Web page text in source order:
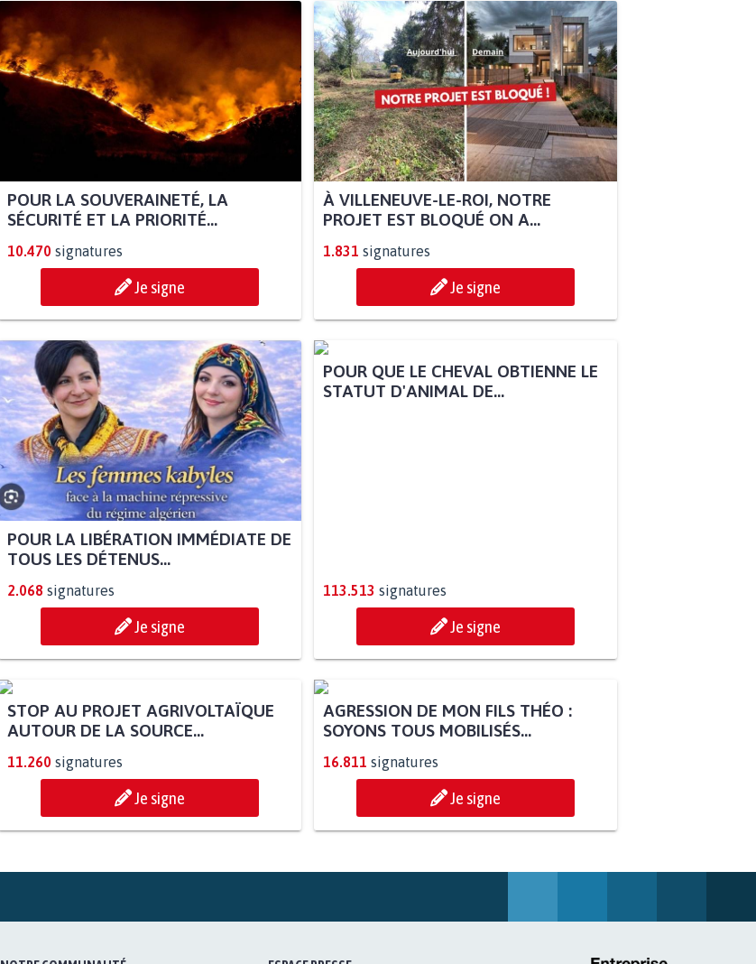
POUR LA SOUVERAINETÉ, LA
SÉCURITÉ ET LA PRIORITÉ...
10.470 signatures
Je signe
À VILLENEUVE-LE-ROI, NOTRE
PROJET EST BLOQUÉ ON A...
1.831 signatures
Je signe
POUR LA LIBÉRATION IMMÉDIATE DE
TOUS LES DÉTENUS...
2.068 signatures
Je signe
POUR QUE LE CHEVAL OBTIENNE LE
STATUT D'ANIMAL DE...
113.513 signatures
Je signe
STOP AU PROJET AGRIVOLTAÏQUE
AUTOUR DE LA SOURCE...
11.260 signatures
Je signe
AGRESSION DE MON FILS THÉO :
SOYONS TOUS MOBILISÉS...
16.811 signatures
Je signe